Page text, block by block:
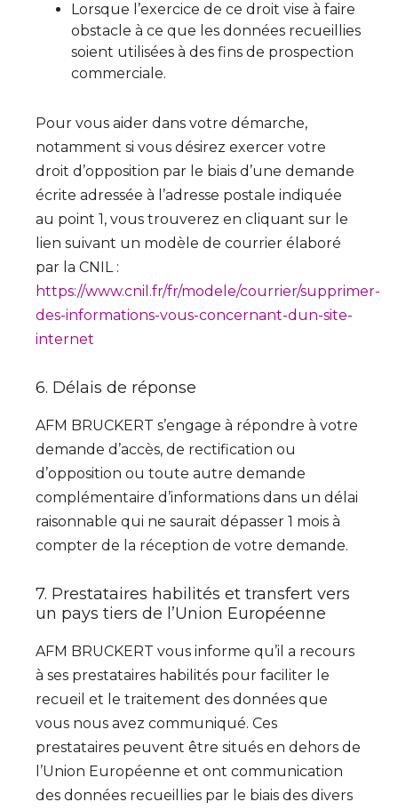
Lorsque l’exercice de ce droit vise à faire
obstacle à ce que les données recueillies
soient utilisées à des fins de prospection
commerciale.
Pour vous aider dans votre démarche,
notamment si vous désirez exercer votre
droit d’opposition par le biais d’une demande
écrite adressée à l’adresse postale indiquée
au point 1, vous trouverez en cliquant sur le
lien suivant un modèle de courrier élaboré
par la CNIL :
https://www.cnil.fr/fr/modele/courrier/supprimer-
des-informations-vous-concernant-dun-site-
internet
6. Délais de réponse
AFM BRUCKERT s’engage à répondre à votre
demande d’accès, de rectification ou
d’opposition ou toute autre demande
complémentaire d’informations dans un délai
raisonnable qui ne saurait dépasser 1 mois à
compter de la réception de votre demande.
7. Prestataires habilités et transfert vers
un pays tiers de l’Union Européenne
AFM BRUCKERT vous informe qu’il a recours
à ses prestataires habilités pour faciliter le
recueil et le traitement des données que
vous nous avez communiqué. Ces
prestataires peuvent être situés en dehors de
l’Union Européenne et ont communication
des données recueillies par le biais des divers